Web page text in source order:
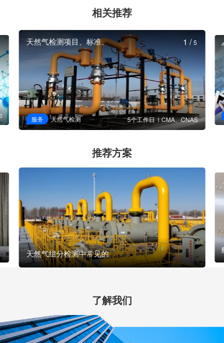
相关推荐
天然气检测项目、标准、
服务 天然气检测 5个工作日 CMA、CNAS
1 /5
推荐方案
天然气组分检测中常见的
了解我们